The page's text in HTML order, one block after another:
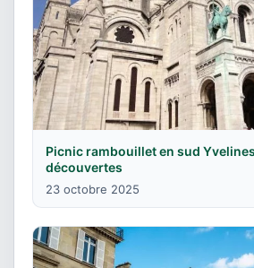
Picnic rambouillet en sud
découvertes
23 octobre 2025